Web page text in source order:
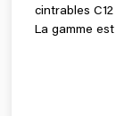
cintrables C12
La gamme